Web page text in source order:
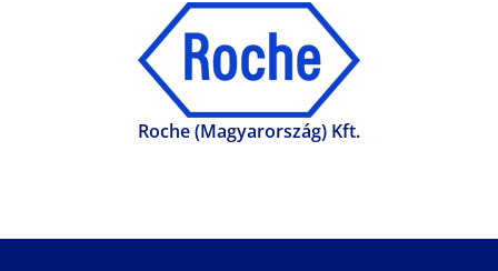
Roche (Magyarország) Kft.